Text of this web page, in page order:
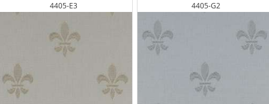
4405-E3 4405-G2